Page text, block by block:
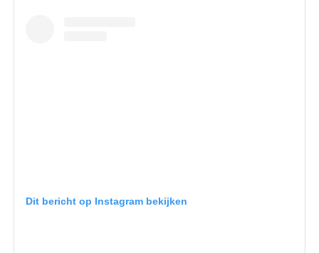
Dit bericht op Instagram bekijken